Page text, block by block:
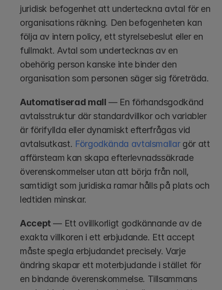
juridisk befogenhet att underteckna avtal för en
organisations räkning. Den befogenheten kan
följa av intern policy, ett styrelsebeslut eller en
fullmakt. Avtal som undertecknas av en
obehörig person kanske inte binder den
organisation som personen säger sig företräda.
Automatiserad mall — En förhandsgodkänd
avtalsstruktur där standardvillkor och variabler
är förifyllda eller dynamiskt efterfrågas vid
avtalsutkast. Förgodkända avtalsmallar gör att
affärsteam kan skapa efterlevnadssäkrade
överenskommelser utan att börja från noll,
samtidigt som juridiska ramar hålls på plats och
ledtiden minskar.
Accept — Ett ovillkorligt godkännande av de
exakta villkoren i ett erbjudande. Ett accept
måste spegla erbjudandet precisely. Varje
ändring skapar ett moterbjudande i stället för
en bindande överenskommelse. Tillsammans